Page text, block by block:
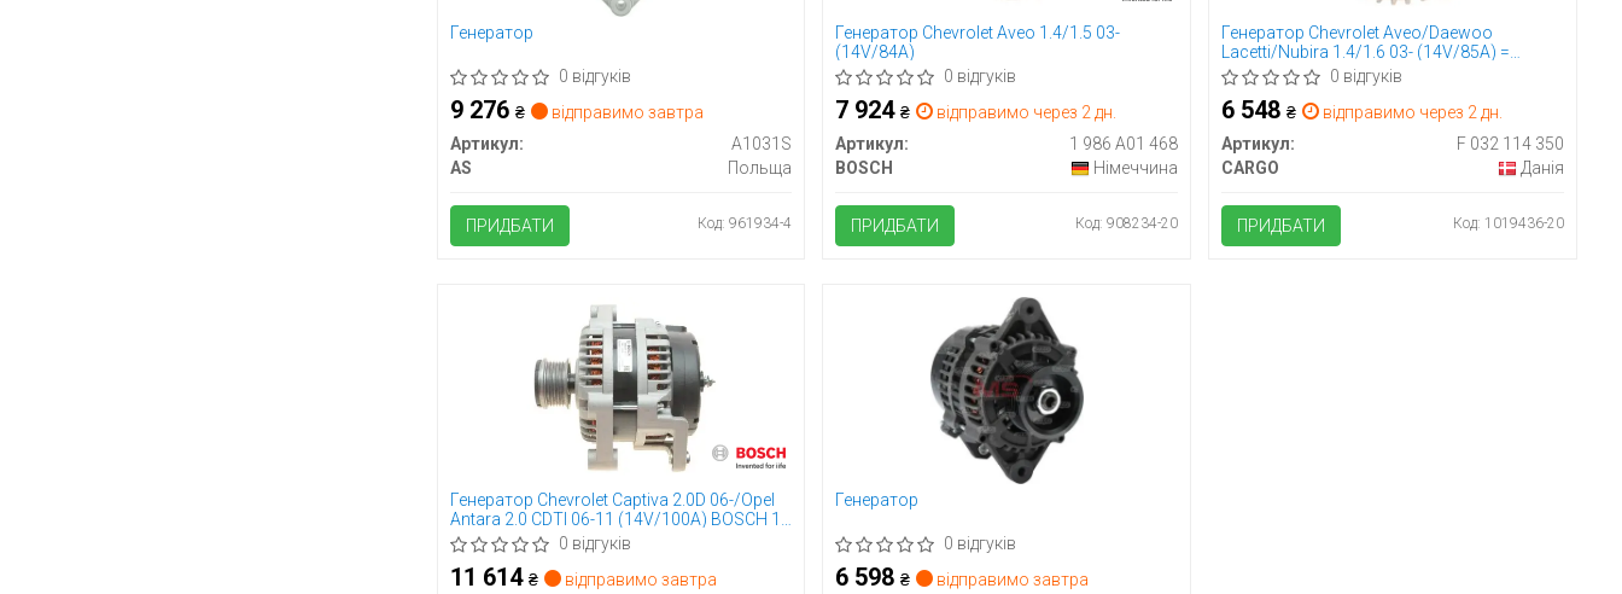
Генератор
0 відгуків
9 276 ₴
відправимо завтра
Артикул:
A1031S
AS
Польща
ПРИДБАТИ Код: 961934-4
Генератор Chevrolet Aveo 1.4/1.5 03-
(14V/84A)
0 відгуків
7 924₴
відправимо через 2 дн.
Артикул:
1 986 A01 468
BOSCH
Німеччина
ПРИДБАТИ Код: 908234-20
Генератор Chevrolet Aveo/Daewoo
Lacetti/Nubira 1.4/1.6 03- (14V/85A) =
114350
0 відгуків
6 548₴
відправимо через 2 дн.
Артикул:
F 032 114 350
CARGO
Данія
ПРИДБАТИ Код: 1019436-20
Генератор Chevrolet Captiva 2.0D 06-/Opel
Antara 2.0 CDTI 06-11 (14V/100A) BOSCH 1
986 A01 822
0 відгуків
11 614 ₴
відправимо завтра
Генератор
0 відгуків
6 598₴
відправимо завтра